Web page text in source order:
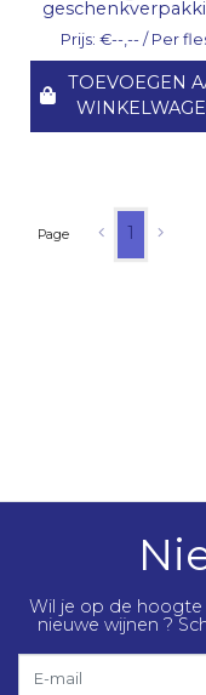
Prijs: €--,-- / Per
TOEVOEGEN
Page 1
Wil je op de hoogte
nieuwe wijnen ?